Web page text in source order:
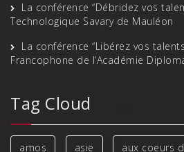
La conférence “Débridez vos
Technologique Savary de Mauléon
La conférence “Libérez vos
Francophone de l’Académie
Tag Cloud
amos asie aux coeurs